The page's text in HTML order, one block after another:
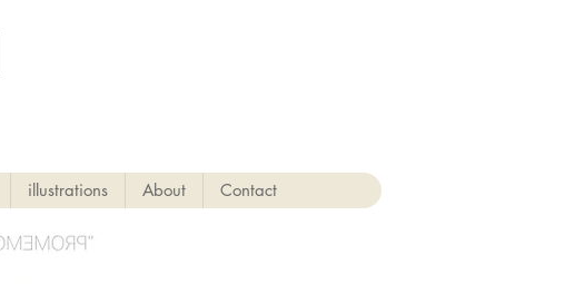
illustrations About Contact